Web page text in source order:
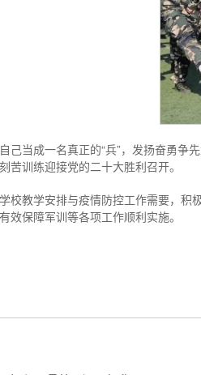
己当成一名真正的“兵”，发扬奋勇
苦训练迎接党的二十大胜利召开。
校教学安排与疫情防控工作需要，积
效保障军训等各项工作顺利实施。